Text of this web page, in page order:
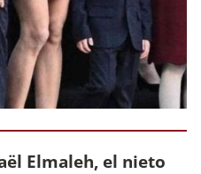
Elmaleh, el nieto